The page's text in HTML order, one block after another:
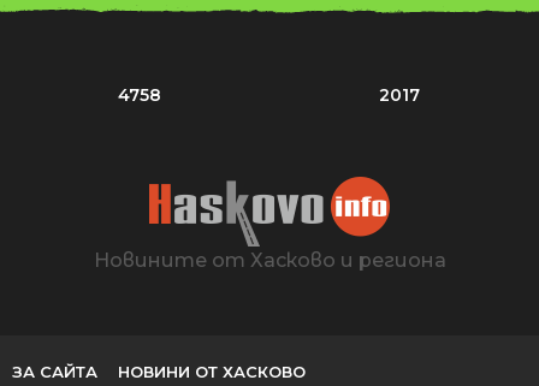
4758 2017
Новините от Хасково и региона
ЗА САЙТА НОВИНИ ОТ ХАСКОВО